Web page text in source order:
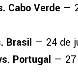
Cabo Verde —
Brasil — 24 de
Portugal — 27